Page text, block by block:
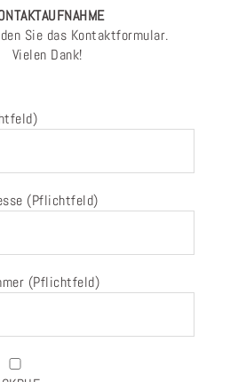
Sie das Kontaktformular.
Vielen Dank!
(Pflichtfeld)
(Pflichtfeld)